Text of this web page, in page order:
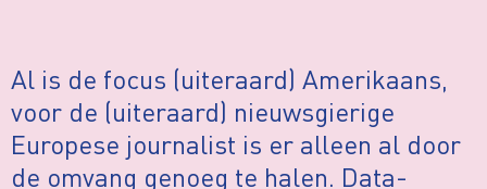
Al is de focus (uiteraard) Amerikaans,
voor de (uiteraard) nieuwsgierige
Europese journalist is er alleen al door
de omvang genoeg te halen. Data-